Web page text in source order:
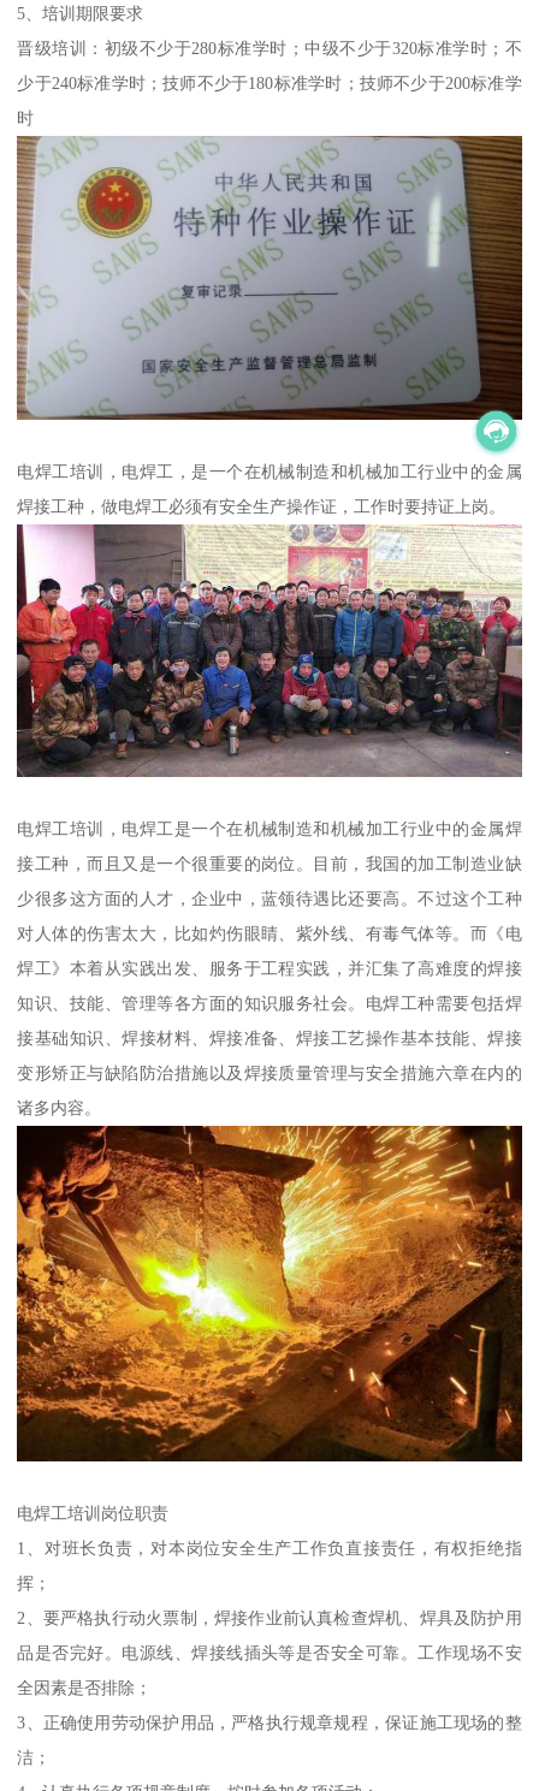
5、培训期限要求
晋级培训：初级不少于280标准学时；中级不少于320标准学时；不
少于240标准学时；技师不少于180标准学时；技师不少于200标准学
时
电焊工培训，电焊工，是一个在机械制造和机械加工行业中的金属
焊接工种，做电焊工必须有安全生产操作证，工作时要持证上岗。
电焊工培训，电焊工是一个在机械制造和机械加工行业中的金属焊
接工种，而且又是一个很重要的岗位。目前，我国的加工制造业缺
少很多这方面的人才，企业中，蓝领待遇比还要高。不过这个工种
对人体的伤害太大，比如灼伤眼睛、紫外线、有毒气体等。而《电
焊工》本着从实践出发、服务于工程实践，并汇集了高难度的焊接
知识、技能、管理等各方面的知识服务社会。电焊工种需要包括焊
接基础知识、焊接材料、焊接准备、焊接工艺操作基本技能、焊接
变形矫正与缺陷防治措施以及焊接质量管理与安全措施六章在内的
诸多内容。
电焊工培训岗位职责
1、对班长负责，对本岗位安全生产工作负直接责任，有权拒绝指
挥；
2、要严格执行动火票制，焊接作业前认真检查焊机、焊具及防护用
品是否完好。电源线、焊接线插头等是否安全可靠。工作现场不安
全因素是否排除；
3、正确使用劳动保护用品，严格执行规章规程，保证施工现场的整
洁；